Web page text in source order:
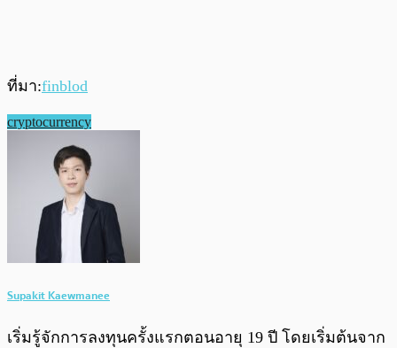
ที่มา:finblod
cryptocurrency
Supakit Kaewmanee
เริ่มรู้จักการลงทุนครั้งแรกตอนอายุ 19 ปี โดยเริ่มต้นจาก